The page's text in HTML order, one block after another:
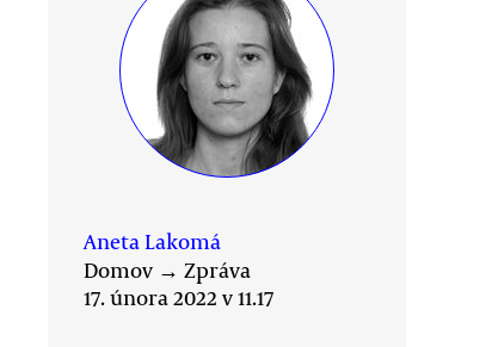
Aneta Lakomá
Domov → Zpráva
17. února 2022 v 11.17